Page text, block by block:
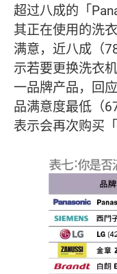
超过八成的「
其正在使用的洗
满意，近八成（
示若要更换洗衣
一品牌产品，回
品满意度最低（
表示会再次购买